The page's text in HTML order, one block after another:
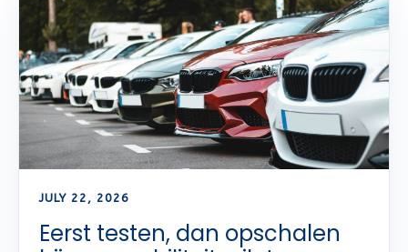
JULY 22, 2026
Eerst testen, dan opschalen